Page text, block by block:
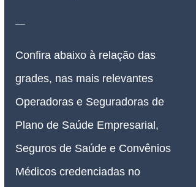
__
Confira abaixo à relação das
grades, nas mais relevantes
Operadoras e Seguradoras de
Plano de Saúde Empresarial,
Seguros de Saúde e Convênios
Médicos credenciadas no